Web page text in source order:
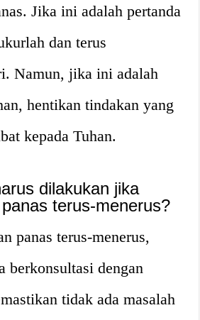
Jika ini adalah pertanda
dan terus
Namun, jika ini adalah
hentikan tindakan yang
kepada Tuhan.
dilakukan jika
terus-menerus?
panas terus-menerus,
berkonsultasi dengan
tidak ada masalah